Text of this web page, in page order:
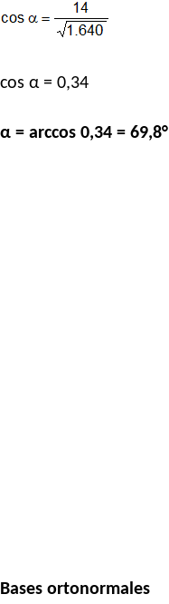
cos α = 0,34
α = arccos 0,34 = 69,8°
Bases ortonormales